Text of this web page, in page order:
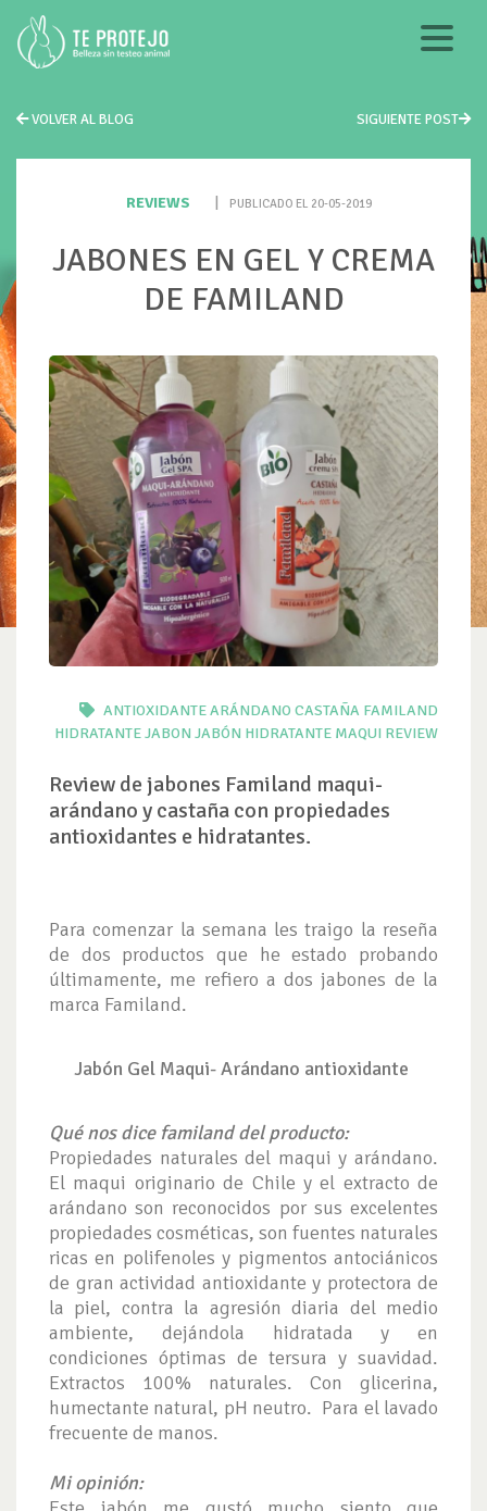
VOLVER AL BLOG SIGUIENTE POST
REVIEWS PUBLICADO EL 20-05-2019
JABONES EN GEL Y CREMA
DE FAMILAND
ANTIOXIDANTEARÁNDANO CASTAÑA FAMILAND
HIDRATANTEJABON JABÓN HIDRATANTE MAQUI REVIEW
Review de jabones Familand maqui-
arándano y castaña con propiedades
antioxidantes e hidratantes.
Para comenzar la semana les traigo la reseña
de dos productos que he estado probando
últimamente, me refiero a dos jabones de la
marca Familand.
Jabón Gel Maqui- Arándano antioxidante
Qué nos dice familand del producto:
Propiedades naturales del maqui y arándano.
El maqui originario de Chile y el extracto de
arándano son reconocidos por sus excelentes
propiedades cosméticas, son fuentes naturales
ricas en polifenoles y pigmentos antociánicos
de gran actividad antioxidante y protectora de
la piel, contra la agresión diaria del medio
ambiente, dejándola hidratada y en
condiciones óptimas de tersura y suavidad.
Extractos 100% naturales. Con glicerina,
humectante natural, pH neutro. Para el lavado
frecuente de manos.
Mi opinión: